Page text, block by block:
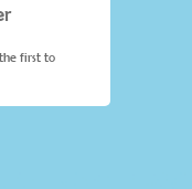
first to